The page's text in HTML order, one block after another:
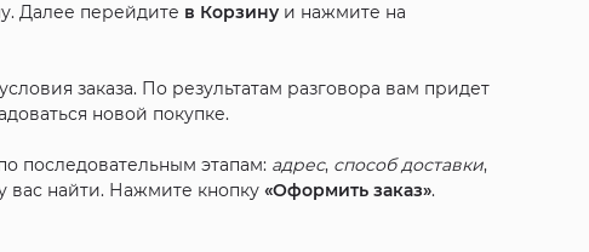
Далее перейдите в Корзину и нажмите на
заказа. По результатам разговора вам придет
новой покупке.
последовательным этапам: адрес, способ доставки,
вас найти. Нажмите кнопку«Оформить заказ».